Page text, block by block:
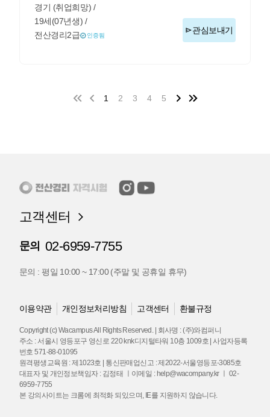
경기 (취업희망) /
19세(07년생) /
전산경리2급
인증됨 관심보내기
1 2 3 4 5
고객센터
문의 02-6959-7755
문의 : 평일 10:00 ~ 17:00 (주말 및 공휴일 휴무)
이용약관 개인정보처리방침 고객센터 환불규정
Copyright (c) Wacampus All Rights Reserved. | 회사명 : (주)와컴퍼니
주소 : 서울시 영등포구 영신로 220 knk디지털타워 10층 1009호 | 사업자등록
번호 571-88-01095
원격평생교육원 : 제1023호 | 통신판매업신고 : 제2022-서울영등포-3085호
대표자 및 개인정보책임자 : 김정태 ㅣ이메일 : help@wacompany.kr ㅣ 02-
6959-7755
본 강의사이트는 크롬에 최적화 되있으며, IE를 지원하지 않습니다.